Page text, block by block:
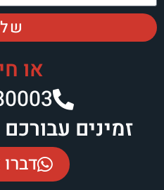
או חייגו:
08-6280003​
עבורכם גם
דברו איתנו